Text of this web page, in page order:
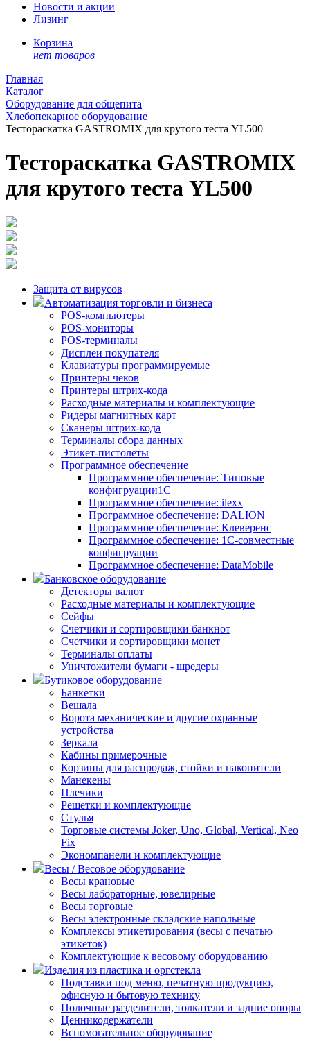
Новости и акции
Лизинг
Корзина
нет товаров
Главная
Каталог
Оборудование для общепита
Хлебопекарное оборудование
Тестораскатка GASTROMIX для крутого теста YL500
Тестораскатка GASTROMIX
для крутого теста YL500
Защита от вирусов
Автоматизация торговли и бизнеса
POS-компьютеры
POS-мониторы
POS-терминалы
Дисплеи покупателя
Клавиатуры программируемые
Принтеры чеков
Принтеры штрих-кода
Расходные материалы и комплектующие
Ридеры магнитных карт
Сканеры штрих-кода
Терминалы сбора данных
Этикет-пистолеты
Программное обеспечение
Программное обеспечение: Типовые
конфигруации1С
Программное обеспечение: ilexx
Программное обеспечение: DALION
Программное обеспечение: Клеверенс
Программное обеспечение: 1С-совместные
конфигруации
Программное обеспечение: DataMobile
Банковское оборудование
Детекторы валют
Расходные материалы и комплектующие
Сейфы
Счетчики и сортировщики банкнот
Счетчики и сортировщики монет
Терминалы оплаты
Уничтожители бумаги - шредеры
Бутиковое оборудование
Банкетки
Вешала
Ворота механические и другие охранные
устройства
Зеркала
Кабины примерочные
Корзины для распродаж, стойки и накопители
Манекены
Плечики
Решетки и комплектующие
Стулья
Торговые системы Joker, Uno, Global, Vertical, Neo
Fix
Экономпанели и комплектующие
Весы / Весовое оборудование
Весы крановые
Весы лабораторные, ювелирные
Весы торговые
Весы электронные складские напольные
Комплексы этикетирования (весы с печатью
этикеток)
Комплектующие к весовому оборудованию
Изделия из пластика и оргстекла
Подставки под меню, печатную продукцию,
офисную и бытовую технику
Полочные разделители, толкатели и задние опоры
Ценникодержатели
Вспомогательное оборудование